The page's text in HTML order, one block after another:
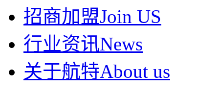
招商加盟Join US
行业资讯News
关于航特About us